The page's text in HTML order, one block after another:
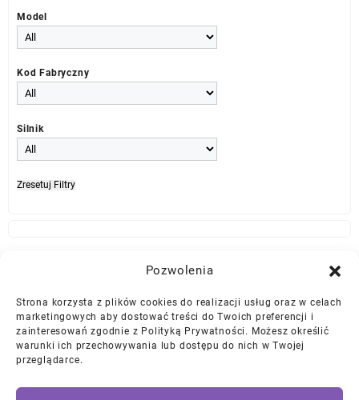
Pozwolenia
Strona korzysta z plików cookies do realizacji usług oraz w celach
marketingowych aby dostować treści do Twoich preferencji i
zainteresowań zgodnie z Polityką Prywatności. Możesz określić
warunki ich przechowywania lub dostępu do nich w Twojej
przeglądarce.
Model
Kod Fabryczny
Silnik
Zresetuj Filtry
Najlepszej Jakości Części Samochodowe z Gwarancją Dożywotnią!*
Gwarancja i Zwroty
Polityka Prywatności